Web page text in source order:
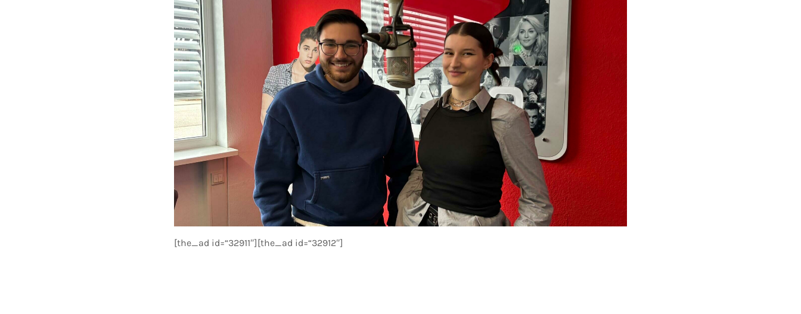
[the_ad id=“32911″][the_ad id=“32912″]